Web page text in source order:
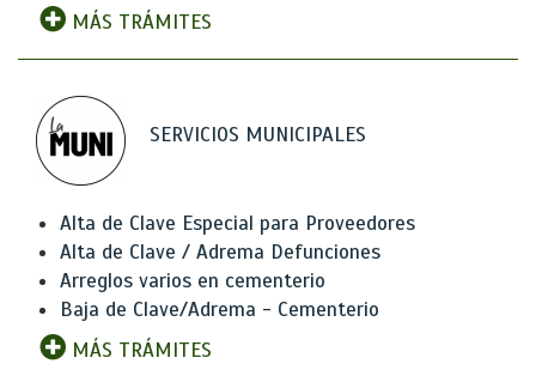
MÁS TRÁMITES
SERVICIOS MUNICIPALES
Alta de Clave Especial para Proveedores
Alta de Clave / Adrema Defunciones
Arreglos varios en cementerio
Baja de Clave/Adrema - Cementerio
MÁS TRÁMITES